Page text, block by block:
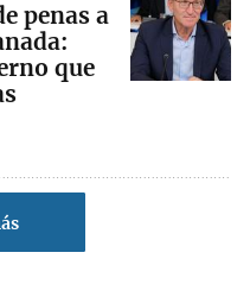
penas a
que